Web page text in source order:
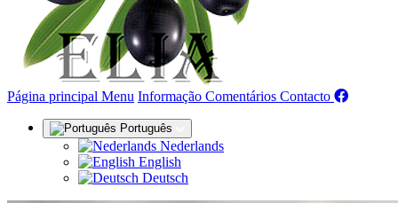
Página principal (actual)
Menu Informação Comentários Contacto
Português
Nederlands
English
Deutsch